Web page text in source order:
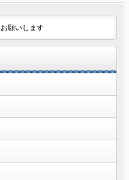
お願いします